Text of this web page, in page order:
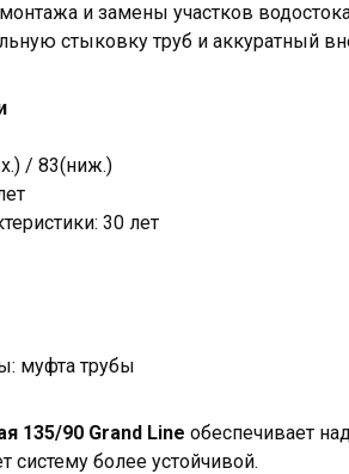
и замены участков
стыковку труб и аккуратный
/ 83(ниж.)
30 лет
муфта трубы
135/90 Grand Line обеспечивает
систему более устойчивой.